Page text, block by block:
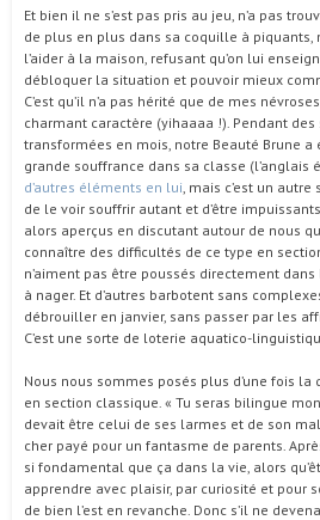
Et bien il ne s’est pas pris au jeu, n’a pas
de plus en plus dans sa coquille à piquants,
l’aider à la maison, refusant qu’on lui
débloquer la situation et pouvoir mieux
C’est qu’il n’a pas hérité que de mes
charmant caractère (yihaaaa !). Pendant
transformées en mois, notre Beauté Brune a
grande souffrance dans sa classe (l’anglais
d’autres éléments en lui , mais c’est un
de le voir souffrir autant et d’être
alors aperçus en discutant autour de nous
connaître des difficultés de ce type en
n’aiment pas être poussés directement
à nager. Et d’autres barbotent sans
débrouiller en janvier, sans passer par les
C’est une sorte de loterie aquatico-
Nous nous sommes posés plus d’une fois
en section classique. « Tu seras bilingue
devait être celui de ses larmes et de son
cher payé pour un fantasme de parents.
si fondamental que ça dans la vie, alors
apprendre avec plaisir, par curiosité et pour
de bien l’est en revanche. Donc s’il ne